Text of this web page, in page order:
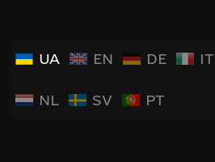
UA EN DE IT
NL SV PT